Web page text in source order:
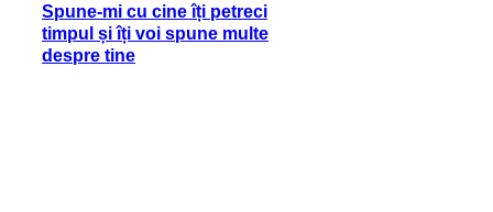
Spune-mi cu cine îți petreci
timpul și îți voi spune multe
despre tine